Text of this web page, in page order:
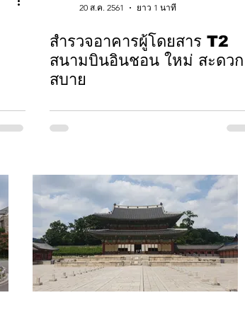
20 ส.ค. 2561
ยาว 1 นาที
สำรวจอาคารผู้โดยสาร T2
สนามบินอินชอน ใหม่ สะดวก
สบาย